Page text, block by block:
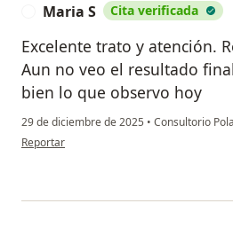
Maria S Cita verificada
Excelente trato y atención.
Aun no veo el resultado
bien lo que observo hoy
29 de diciembre de 2025 • Consultorio
en opinión del usuario Maria S
Reportar